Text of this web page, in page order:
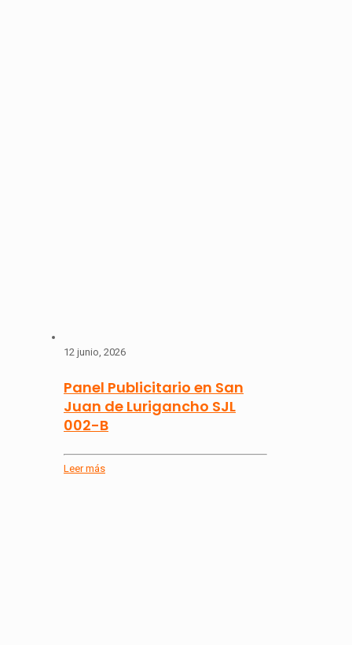
12 junio, 2026
Panel Publicitario en San
Juan de Lurigancho SJL
002-B
Leer más